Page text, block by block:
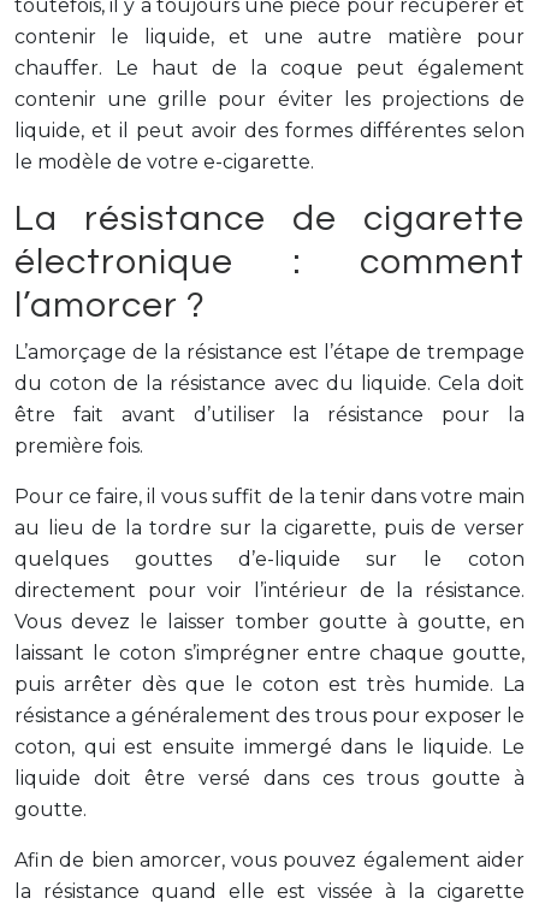
toutefois, il y a toujours une pièce pour récupérer et
contenir le liquide, et une autre matière pour
chauffer. Le haut de la coque peut également
contenir une grille pour éviter les projections de
liquide, et il peut avoir des formes différentes selon
le modèle de votre e-cigarette.
La résistance de cigarette
électronique : comment
l’amorcer ?
L’amorçage de la résistance est l’étape de trempage
du coton de la résistance avec du liquide. Cela doit
être fait avant d’utiliser la résistance pour la
première fois.
Pour ce faire, il vous suffit de la tenir dans votre main
au lieu de la tordre sur la cigarette, puis de verser
quelques gouttes d’e-liquide sur le coton
directement pour voir l’intérieur de la résistance.
Vous devez le laisser tomber goutte à goutte, en
laissant le coton s’imprégner entre chaque goutte,
puis arrêter dès que le coton est très humide. La
résistance a généralement des trous pour exposer le
coton, qui est ensuite immergé dans le liquide. Le
liquide doit être versé dans ces trous goutte à
goutte.
Afin de bien amorcer, vous pouvez également aider
la résistance quand elle est vissée à la cigarette